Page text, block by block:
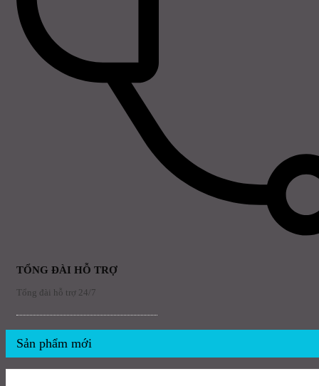
TỔNG ĐÀI HỖ TRỢ
Tổng đài hỗ trợ 24/7
Sản phẩm mới